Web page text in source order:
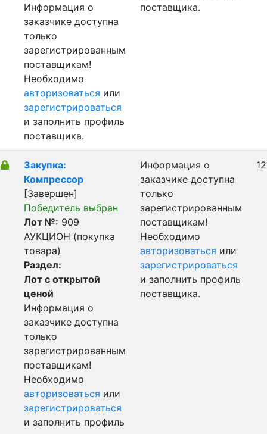
Информация о
заказчике доступна
только
зарегистрированным
поставщикам!
Необходимо
авторизоваться или
зарегистрироваться
и заполнить профиль
поставщика.
поставщика.
Закупка:
Компрессор
[Завершен]
Победитель выбран
Лот №: 909
АУКЦИОН (покупка
товара)
Раздел:
Лот с открытой
ценой
Информация о
заказчике доступна
только
зарегистрированным
поставщикам!
Необходимо
авторизоваться или
зарегистрироваться
и заполнить профиль
Информация о
заказчике доступна
только
зарегистрированным
поставщикам!
Необходимо
авторизоваться или
зарегистрироваться
и заполнить профиль
поставщика.